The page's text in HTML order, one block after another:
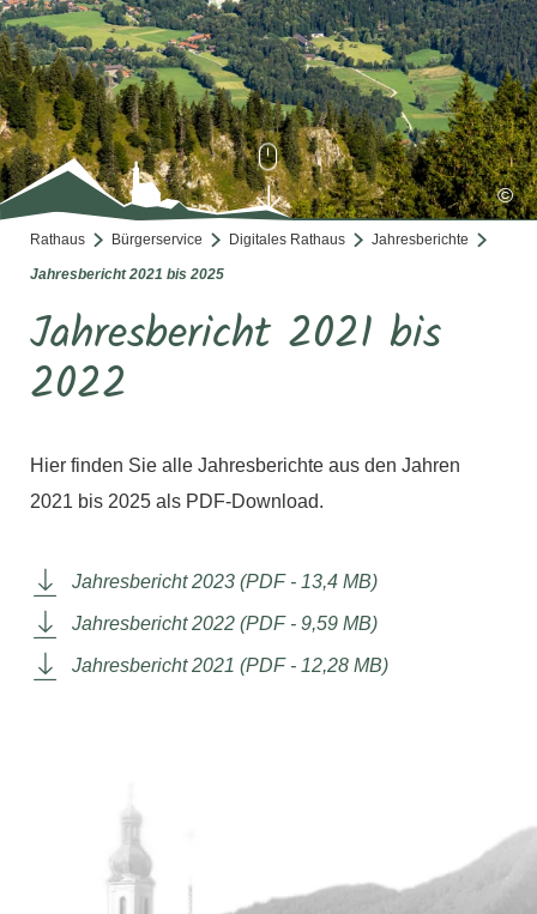
©
Rathaus Bürgerservice Digitales Rathaus Jahresberichte
Jahresbericht 2021 bis 2025
Jahresbericht 2021 bis
2022
Hier finden Sie alle Jahresberichte aus den Jahren
2021 bis 2025 als PDF-Download.
Jahresbericht 2023 (PDF - 13,4 MB)
Jahresbericht 2022 (PDF - 9,59 MB)
Jahresbericht 2021 (PDF - 12,28 MB)